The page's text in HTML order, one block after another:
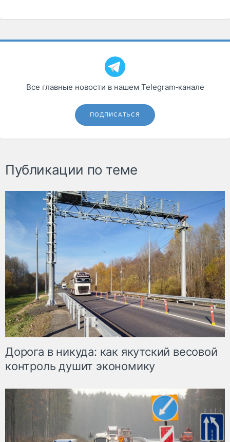
Все главные новости в нашем Telegram‑канале
ПОДПИСАТЬСЯ
Публикации по теме
Дорога в никуда: как якутский весовой
контроль душит экономику